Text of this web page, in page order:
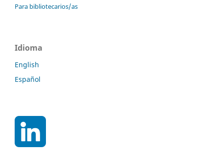
Para bibliotecarios/as
Idioma
English
Español